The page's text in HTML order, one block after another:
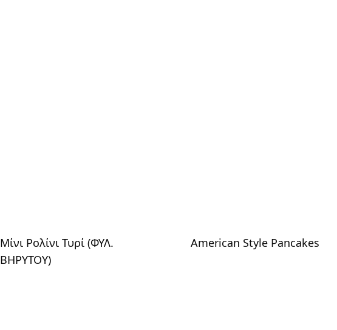
Μίνι Ρολίνι Τυρί (ΦΥΛ.
ΒΗΡΥΤΟΥ)
American Style Pancakes